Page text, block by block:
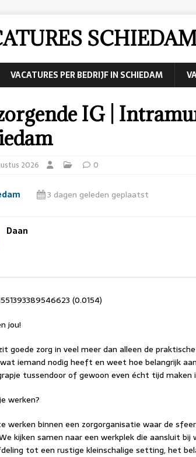
VACATURES PER BEDRIJF IN SCHIEDAM
IG |
2026 0
3 dagen geleden geplaatst
Daan
(0.0154)
jou!
goede zorg in veel meer dan alleen de
iemand nodig heeft en weet hoe belangrijk
tussendoor of gewoon even écht tijd maken
werken?
werken binnen een zorgorganisatie waar de
kijken samen naar een werkplek die aansluit
tot een rustige kleinschalige setting, het